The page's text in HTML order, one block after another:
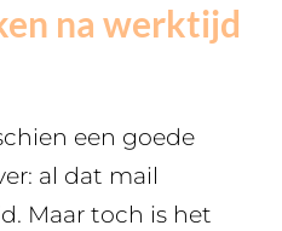
na werktijd
een goede
al dat mail
Maar toch is het